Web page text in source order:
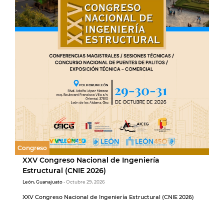
Congreso
XXV Congreso Nacional de Ingeniería
Estructural (CNIE 2026)
León, Guanajuato- Octubre 29, 2026
XXV Congreso Nacional de Ingeniería Estructural (CNIE 2026)